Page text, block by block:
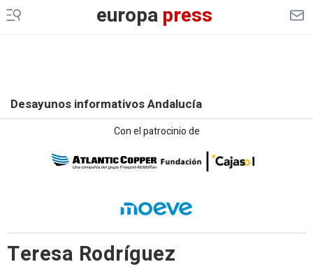
europapress
Desayunos informativos Andalucía
Con el patrocinio de
Teresa Rodríguez